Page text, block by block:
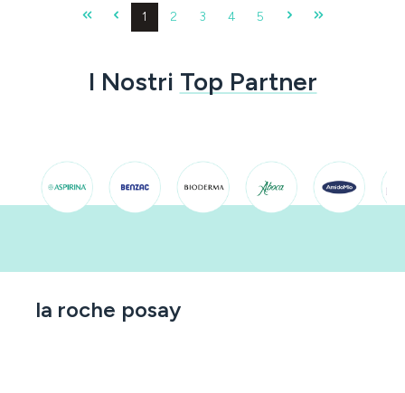
Pagina
1 Pagina
2 Pagina
3 Pagina
4 Pagina
5
I Nostri Top Partner
la roche posay